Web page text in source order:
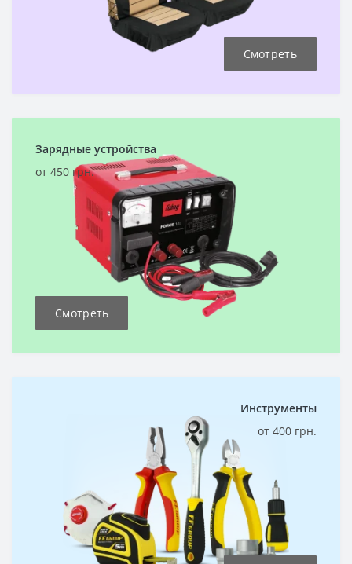
Смотреть
Зарядные устройства
от 450 грн.
Смотреть
Инструменты
от 400 грн.